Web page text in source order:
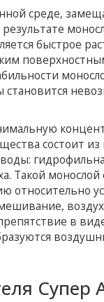
среде,
быстрое
становится
состоит
Такой монослой
относительно
в
Супер